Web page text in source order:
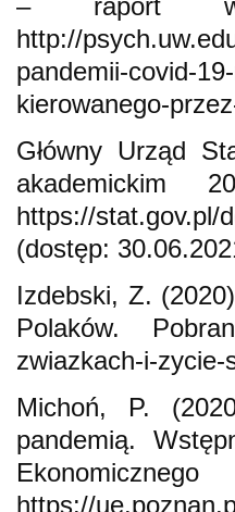
– raport
http://
pandemii-covid-
kierowanego-
Główny Urząd
akademickim
https://stat.gov.pl/
(dostęp:
Izdebski, Z.
Polaków.
zwiazkach-i-
Michoń, P.
pandemią.
https://